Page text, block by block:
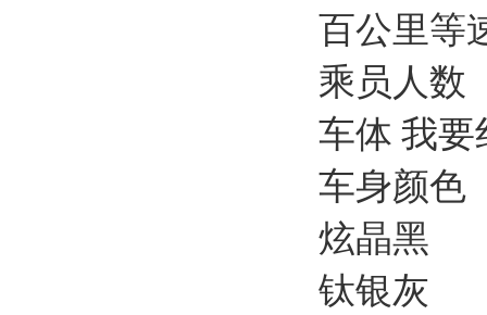
百公里等
乘员人数
车体 我要
车身颜色
炫晶黑
钛银灰